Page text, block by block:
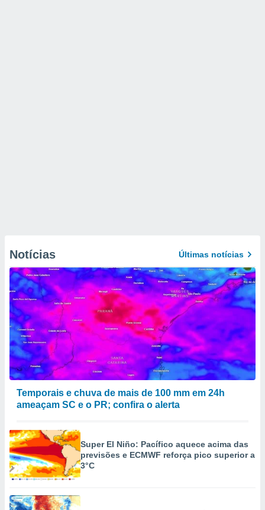
Notícias Últimas notícias
Temporais e chuva de mais de 100 mm em 24h
ameaçam SC e o PR; confira o alerta
Super El Niño: Pacífico aquece acima das
previsões e ECMWF reforça pico superior a
3°C